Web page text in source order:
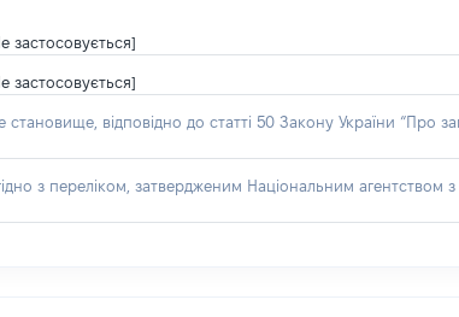
застосовується]
застосовується]
відповідно до статті 50 Закону України “Про
з переліком, затвердженим Національним агентством з